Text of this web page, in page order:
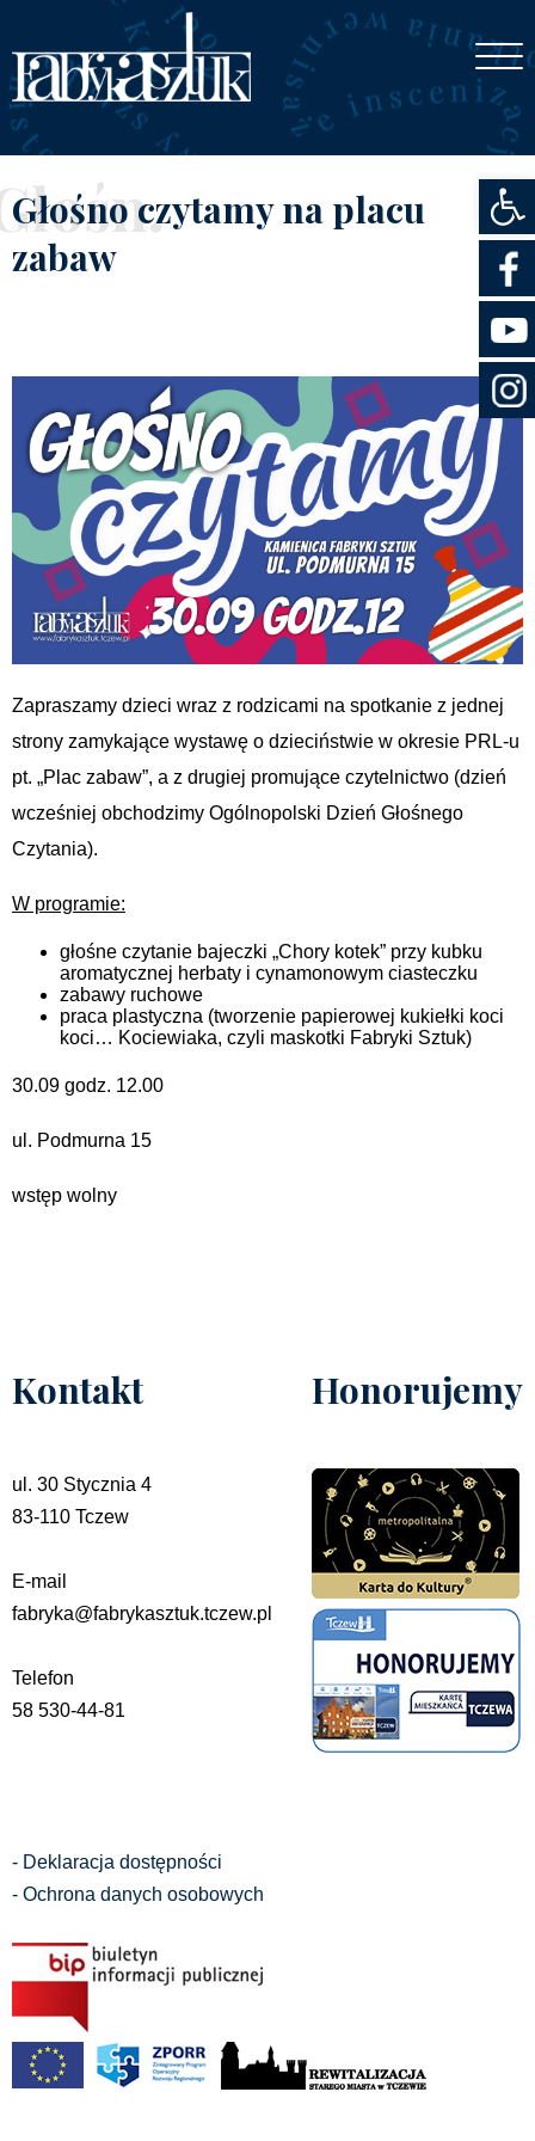
Głośno czytamy na placu
zabaw
Zapraszamy dzieci wraz z rodzicami na spotkanie z jednej
strony zamykające wystawę o dzieciństwie w okresie PRL-u
pt. „Plac zabaw”, a z drugiej promujące czytelnictwo (dzień
wcześniej obchodzimy Ogólnopolski Dzień Głośnego
Czytania).
W programie:
głośne czytanie bajeczki „Chory kotek” przy kubku
aromatycznej herbaty i cynamonowym ciasteczku
zabawy ruchowe
praca plastyczna (tworzenie papierowej kukiełki koci
koci… Kociewiaka, czyli maskotki Fabryki Sztuk)
30.09 godz. 12.00
ul. Podmurna 15
wstęp wolny
Kontakt
ul. 30 Stycznia 4
83-110 Tczew
E-mail
fabryka@fabrykasztuk.tczew.pl
Telefon
58 530-44-81
Honorujemy
- Deklaracja dostępności
- Ochrona danych osobowych